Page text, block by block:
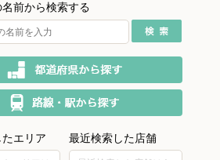
名前から検索する
エリア 最近検索した店舗